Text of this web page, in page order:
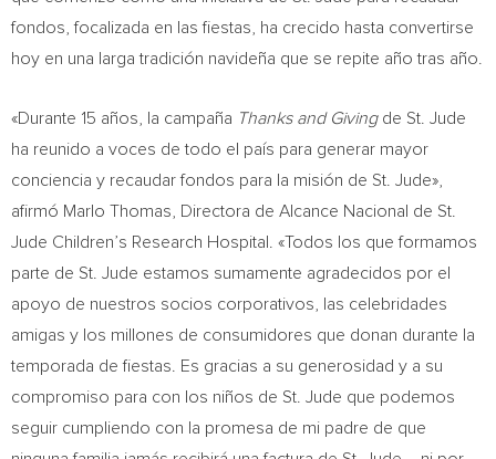
fondos, focalizada en las fiestas, ha crecido hasta convertirse
hoy en una larga tradición navideña que se repite año tras año.
«Durante 15 años, la campaña Thanks and Givingde St. Jude
ha reunido a voces de todo el país para generar mayor
conciencia y recaudar fondos para la misión de St. Jude»,
afirmó Marlo Thomas , Directora de Alcance Nacional de St.
Jude Children’s Research Hospital. «Todos los que formamos
parte de St. Jude estamos sumamente agradecidos por el
apoyo de nuestros socios corporativos, las celebridades
amigas y los millones de consumidores que donan durante la
temporada de fiestas. Es gracias a su generosidad y a su
compromiso para con los niños de St. Jude que podemos
seguir cumpliendo con la promesa de mi padre de que